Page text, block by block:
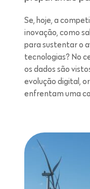
Se, hoje, a
inovação, como
para sustentar o
tecnologias? No
os dados são
evolução digital,
enfrentam uma